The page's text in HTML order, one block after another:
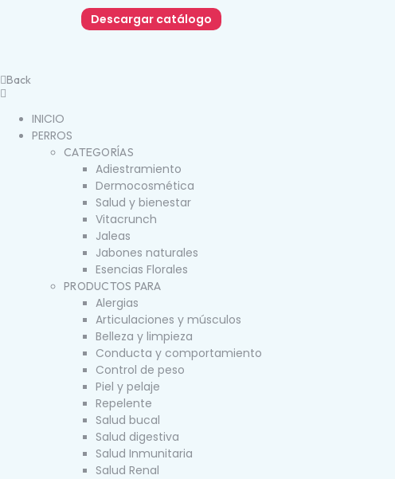
Descargar catálogo
Back
INICIO
PERROS
CATEGORÍAS
Adiestramiento
Dermocosmética
Salud y bienestar
Vitacrunch
Jaleas
Jabones naturales
Esencias Florales
PRODUCTOS PARA
Alergias
Articulaciones y músculos
Belleza y limpieza
Conducta y comportamiento
Control de peso
Piel y pelaje
Repelente
Salud bucal
Salud digestiva
Salud Inmunitaria
Salud Renal